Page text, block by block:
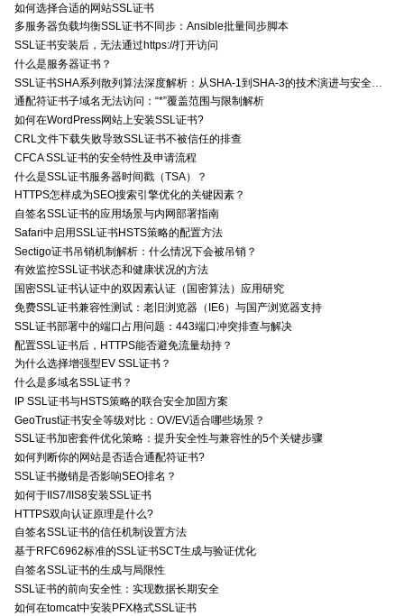
如何选择合适的网站SSL证书
多服务器负载均衡SSL证书不同步：Ansible批量同步脚本
SSL证书安装后，无法通过https://打开访问
什么是服务器证书？
通配符证书子域名无法访问：“*”覆盖范围与限制解析
如何在WordPress网站上安装SSL证书?
CRL文件下载失败导致SSL证书不被信任的排查
CFCA SSL证书的安全特性及申请流程
什么是SSL证书服务器时间戳（TSA）？
HTTPS怎样成为SEO搜索引擎优化的关键因素？
自签名SSL证书的应用场景与内网部署指南
Safari中启用SSL证书HSTS策略的配置方法
Sectigo证书吊销机制解析：什么情况下会被吊销？
有效监控SSL证书状态和健康状况的方法
国密SSL证书认证中的双因素认证（国密算法）应用研究
免费SSL证书兼容性测试：老旧浏览器（IE6）与国产浏览器支持
SSL证书部署中的端口占用问题：443端口冲突排查与解决
配置SSL证书后，HTTPS能否避免流量劫持？
为什么选择增强型EV SSL证书？
什么是多域名SSL证书？
IP SSL证书与HSTS策略的联合安全加固方案
GeoTrust证书安全等级对比：OV/EV适合哪些场景？
SSL证书加密套件优化策略：提升安全性与兼容性的5个关键步骤
如何判断你的网站是否适合通配符证书?
SSL证书撤销是否影响SEO排名？
如何于IIS7/IIS8安装SSL证书
HTTPS双向认证原理是什么?
自签名SSL证书的信任机制设置方法
基于RFC6962标准的SSL证书SCT生成与验证优化
自签名SSL证书的生成与局限性
SSL证书的前向安全性：实现数据长期安全
如何在tomcat中安装PFX格式SSL证书